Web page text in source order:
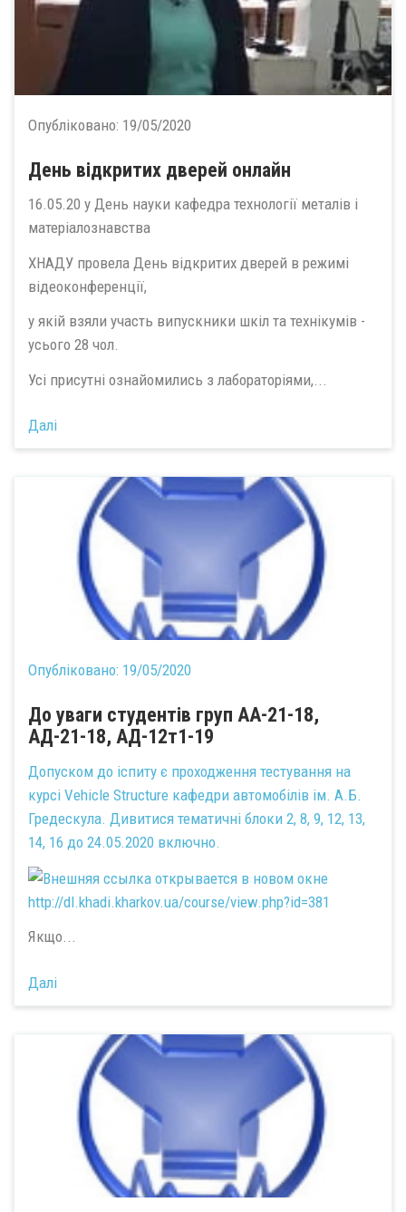
Опубліковано: 19/05/2020
День відкритих дверей онлайн
16.05.20 у День науки кафедра технології металів і
матеріалознавства
ХНАДУ провела День відкритих дверей в режимі
відеоконференції,
у якій взяли участь випускники шкіл та технікумів -
усього 28 чол.
Усі присутні ознайомились з лабораторіями,...
Далі
Опубліковано: 19/05/2020
До уваги студентів груп АА-21-18,
АД-21-18, АД-12т1-19
Допуском до іспиту є проходження тестування на
курсі Vehicle Structure кафедри автомобілів ім. А.Б.
Гредескула. Дивитися тематичні блоки 2, 8, 9, 12, 13,
14, 16 до 24.05.2020 включно.
http://dl.khadi.kharkov.ua/course/view.php?id=381
Якщо...
Далі